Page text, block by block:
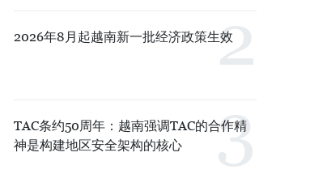
2026年8月起越南新一批经济政策生效
TAC条约50周年：越南强调TAC的合作精
神是构建地区安全架构的核心